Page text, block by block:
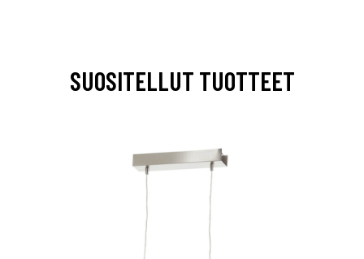
SUOSITELLUT TUOTTEET